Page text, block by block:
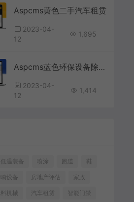
Aspcms黄色二手汽车租赁
2023-04-
12
1,695
Aspcms蓝色环保设备除尘设备
2023-04-
12
1,414
低温装备 喷涂 跑道
响设备 房地产评估 家政
机械 汽车租赁 智能门禁